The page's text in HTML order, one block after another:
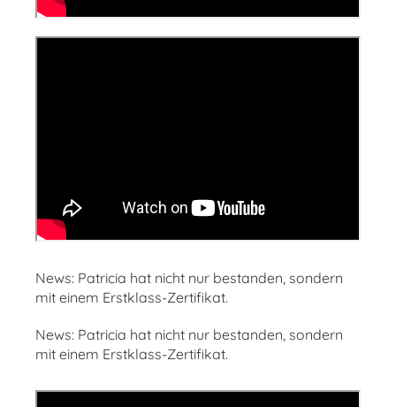
News: Patricia hat nicht nur bestanden, sondern
mit einem Erstklass-Zertifikat.
News: Patricia hat nicht nur bestanden, sondern
mit einem Erstklass-Zertifikat.